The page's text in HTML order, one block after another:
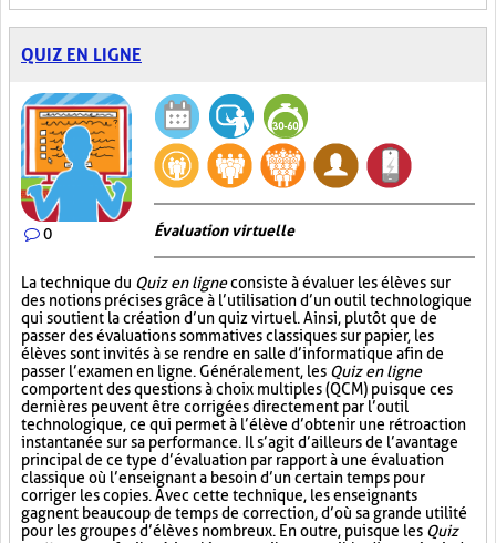
QUIZ EN LIGNE
0 Évaluation virtuelle
La technique du Quiz en ligneconsiste à évaluer les élèves sur
des notions précises grâce à l’utilisation d’un outil technologique
qui soutient la création d’un quiz virtuel. Ainsi, plutôt que de
passer des évaluations sommatives classiques sur papier, les
élèves sont invités à se rendre en salle d’informatique afin de
passer l’examen en ligne. Généralement, les Quiz en ligne
comportent des questions à choix multiples (QCM) puisque ces
dernières peuvent être corrigées directement par l’outil
technologique, ce qui permet à l’élève d’obtenir une rétroaction
instantanée sur sa performance. Il s’agit d’ailleurs de l’avantage
principal de ce type d’évaluation par rapport à une évaluation
classique où l’enseignant a besoin d’un certain temps pour
corriger les copies. Avec cette technique, les enseignants
gagnent beaucoup de temps de correction, d’où sa grande utilité
pour les groupes d’élèves nombreux. En outre, puisque les Quiz